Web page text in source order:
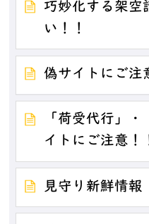
巧妙化する架空
い！！
偽サイトにご注
「荷受代行」
イトにご注意！
見守り新鮮情報